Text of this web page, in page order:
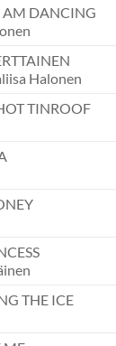
DANCING
Halonen
TINROOF
THE ICE